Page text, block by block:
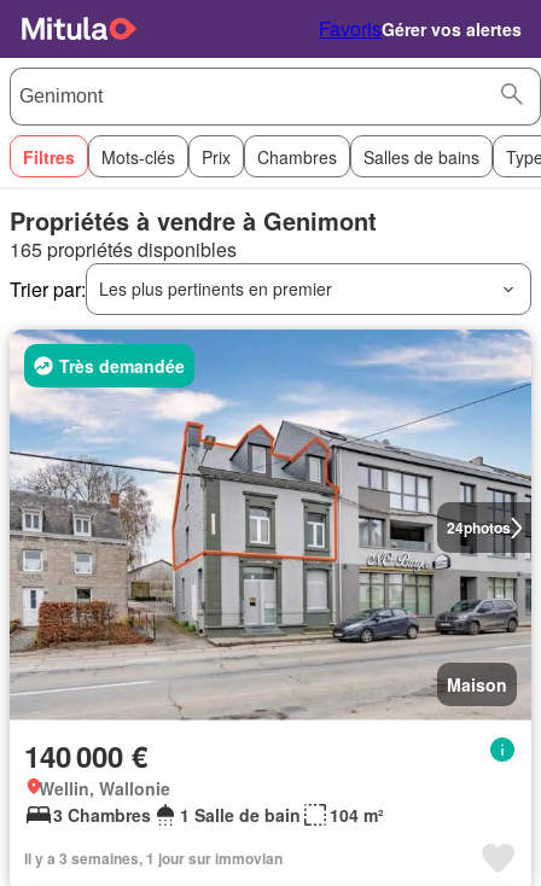
FavorisGérer vos alertes
Filtres Mots-clés Prix Chambres Salles de bains
Propriétés à vendre à Genimont
165 propriétés disponibles
Trier par:
Les plus pertinents en premier
24photos
Très demandée
Maison
140 000 €
Wellin, Wallonie
3 Chambres
1 Salle de bain 104 m²
Il y a 3 semaines, 1 jour sur immovlan